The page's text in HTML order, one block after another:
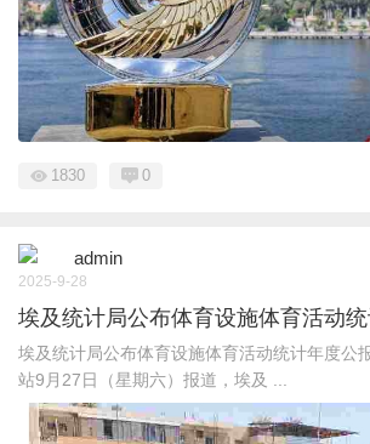
1830 0
admin
2025-9-28
埃及统计局公布体育设施体育活动
埃及统计局公布体育设施体育活动统计年度公
站9月27日（星期六）报道，埃及 ...